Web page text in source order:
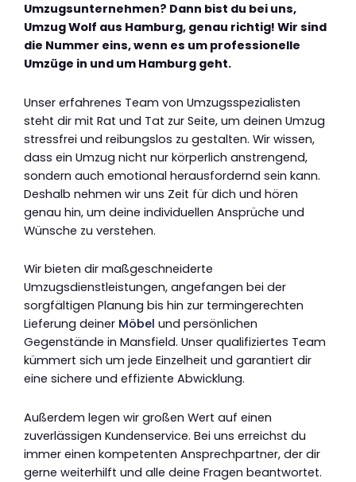
Umzugsunternehmen? Dann bist du bei uns,
Umzug Wolf aus Hamburg, genau richtig! Wir sind
die Nummer eins, wenn es um professionelle
Umzüge in und um Hamburg geht.
Unser erfahrenes Team von Umzugsspezialisten
steht dir mit Rat und Tat zur Seite, um deinen Umzug
stressfrei und reibungslos zu gestalten. Wir wissen,
dass ein Umzug nicht nur körperlich anstrengend,
sondern auch emotional herausfordernd sein kann.
Deshalb nehmen wir uns Zeit für dich und hören
genau hin, um deine individuellen Ansprüche und
Wünsche zu verstehen.
Wir bieten dir maßgeschneiderte
Umzugsdienstleistungen, angefangen bei der
sorgfältigen Planung bis hin zur termingerechten
Lieferung deiner Möbel und persönlichen
Gegenstände in Mansfield. Unser qualifiziertes Team
kümmert sich um jede Einzelheit und garantiert dir
eine sichere und effiziente Abwicklung.
Außerdem legen wir großen Wert auf einen
zuverlässigen Kundenservice. Bei uns erreichst du
immer einen kompetenten Ansprechpartner, der dir
gerne weiterhilft und alle deine Fragen beantwortet.